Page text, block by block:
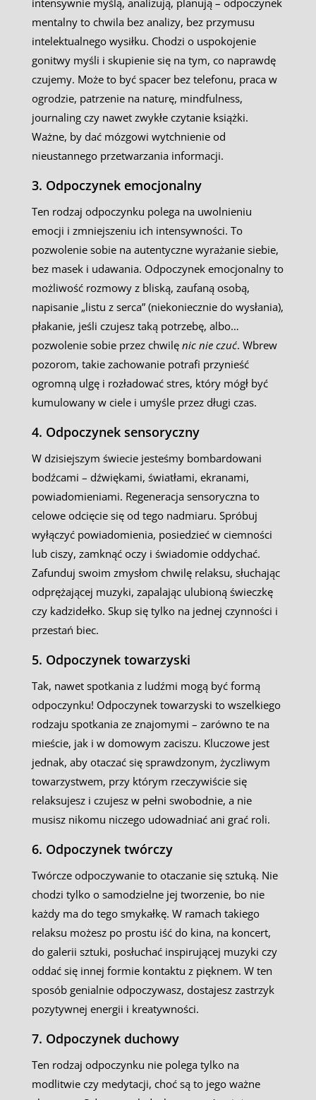
intensywnie myślą, analizują, planują – odpoczynek
mentalny to chwila bez analizy, bez przymusu
intelektualnego wysiłku. Chodzi o uspokojenie
gonitwy myśli i skupienie się na tym, co naprawdę
czujemy. Może to być spacer bez telefonu, praca w
ogrodzie, patrzenie na naturę, mindfulness,
journaling czy nawet zwykłe czytanie książki.
Ważne, by dać mózgowi wytchnienie od
nieustannego przetwarzania informacji.
3. Odpoczynek emocjonalny
Ten rodzaj odpoczynku polega na uwolnieniu
emocji i zmniejszeniu ich intensywności. To
pozwolenie sobie na autentyczne wyrażanie siebie,
bez masek i udawania. Odpoczynek emocjonalny to
możliwość rozmowy z bliską, zaufaną osobą,
napisanie „listu z serca” (niekoniecznie do wysłania),
płakanie, jeśli czujesz taką potrzebę, albo…
pozwolenie sobie przez chwilę nic nie czuć. Wbrew
pozorom, takie zachowanie potrafi przynieść
ogromną ulgę i rozładować stres, który mógł być
kumulowany w ciele i umyśle przez długi czas.
4. Odpoczynek sensoryczny
W dzisiejszym świecie jesteśmy bombardowani
bodźcami – dźwiękami, światłami, ekranami,
powiadomieniami. Regeneracja sensoryczna to
celowe odcięcie się od tego nadmiaru. Spróbuj
wyłączyć powiadomienia, posiedzieć w ciemności
lub ciszy, zamknąć oczy i świadomie oddychać.
Zafunduj swoim zmysłom chwilę relaksu, słuchając
odprężającej muzyki, zapalając ulubioną świeczkę
czy kadzidełko. Skup się tylko na jednej czynności i
przestań biec.
5. Odpoczynek towarzyski
Tak, nawet spotkania z ludźmi mogą być formą
odpoczynku! Odpoczynek towarzyski to wszelkiego
rodzaju spotkania ze znajomymi – zarówno te na
mieście, jak i w domowym zaciszu. Kluczowe jest
jednak, aby otaczać się sprawdzonym, życzliwym
towarzystwem, przy którym rzeczywiście się
relaksujesz i czujesz w pełni swobodnie, a nie
musisz nikomu niczego udowadniać ani grać roli.
6. Odpoczynek twórczy
Twórcze odpoczywanie to otaczanie się sztuką. Nie
chodzi tylko o samodzielne jej tworzenie, bo nie
każdy ma do tego smykałkę. W ramach takiego
relaksu możesz po prostu iść do kina, na koncert,
do galerii sztuki, posłuchać inspirującej muzyki czy
oddać się innej formie kontaktu z pięknem. W ten
sposób genialnie odpoczywasz, dostajesz zastrzyk
pozytywnej energii i kreatywności.
7. Odpoczynek duchowy
Ten rodzaj odpoczynku nie polega tylko na
modlitwie czy medytacji, choć są to jego ważne